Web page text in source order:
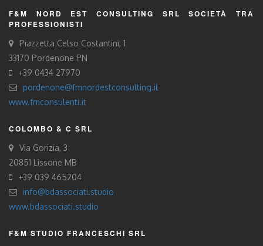
F&M NORD EST CONSULTING SRL SOCIETÀ TRA
PROFESSIONISTI
Piazzetta Celso Costantini, 1
33170 Pordenone PN
+39 0434 27970
pordenone@fmnordestconsulting.it
www.fmconsulenti.it
COLOMBO & C SRL
Via Gorizia, 3
20851 Lissone MB
+39 039 465204
info@bdassociati.studio
www.bdassociati.studio
F&M STUDIO FRANCESCHI SRL